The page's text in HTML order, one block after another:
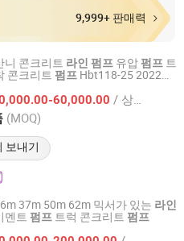
9,999+ 판매력
니 콘크리트 라인 펌프 유압 펌프 트
콘크리트 펌프 Hbt118-25 2022에
60,000.00 / 상품
(MOQ)
보내기
Co., Ltd.
2025
37m 50m 62m 믹서가 있는 라인
멘트 펌프 트럭 콘크리트 펌프
Imp. and Exp. Co.,